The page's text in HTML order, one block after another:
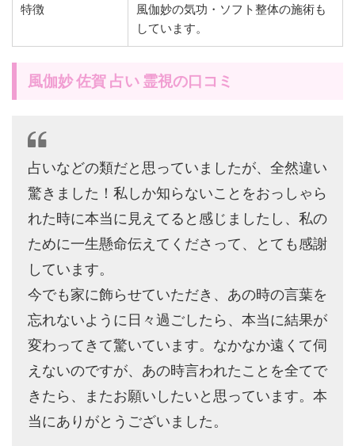
特徴
風伽妙の気功・ソフト整体の施術も
しています。
風伽妙 佐賀 占い 霊視の口コミ
占いなどの類だと思っていましたが、全然違い
驚きました！私しか知らないことをおっしゃら
れた時に本当に見えてると感じましたし、私の
ために一生懸命伝えてくださって、とても感謝
しています。
今でも家に飾らせていただき、あの時の言葉を
忘れないように日々過ごしたら、本当に結果が
変わってきて驚いています。なかなか遠くて伺
えないのですが、あの時言われたことを全てで
きたら、またお願いしたいと思っています。本
当にありがとうございました。